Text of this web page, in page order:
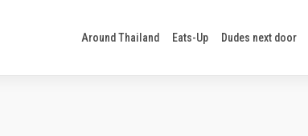
Around Thailand Eats-Up Dudes next door